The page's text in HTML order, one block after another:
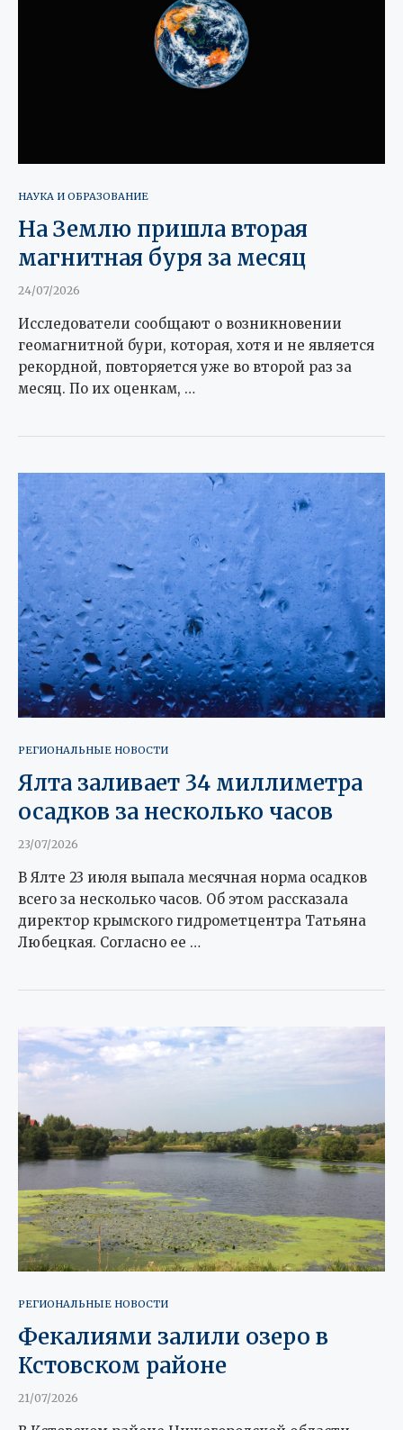
НАУКА И ОБРАЗОВАНИЕ
На Землю пришла вторая
магнитная буря за месяц
24/07/2026
Исследователи сообщают о возникновении
геомагнитной бури, которая, хотя и не является
рекордной, повторяется уже во второй раз за
месяц. По их оценкам, …
РЕГИОНАЛЬНЫЕ НОВОСТИ
Ялта заливает 34 миллиметра
осадков за несколько часов
23/07/2026
В Ялте 23 июля выпала месячная норма осадков
всего за несколько часов. Об этом рассказала
директор крымского гидрометцентра Татьяна
Любецкая. Согласно ее …
РЕГИОНАЛЬНЫЕ НОВОСТИ
Фекалиями залили озеро в
Кстовском районе
21/07/2026